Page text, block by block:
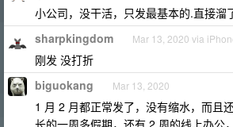
小公司，没干活，只发最基本的.直接溜
sharpkingdom Mar 13, 2020 via
刚发 没打折
biguokang Mar 13, 2020
1 月 2 月都正常发了，没有缩水，而且
长的一周多假期，还有 2 周的线上办公